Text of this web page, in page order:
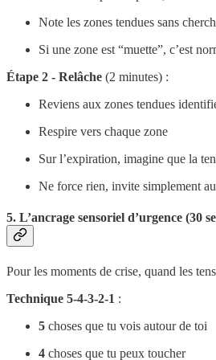
Note les zones tendues sans
Si une zone est “muette”, c’est
Étape 2 - Relâche (2 minutes) :
Reviens aux zones tendues
Respire vers chaque zone
Sur l’expiration, imagine que la
Ne force rien, invite simplement
5. L’ancrage sensoriel d’urgence (30
Pour les moments de crise, quand les
Technique 5-4-3-2-1 :
5 choses que tu vois autour de toi
4 choses que tu peux toucher